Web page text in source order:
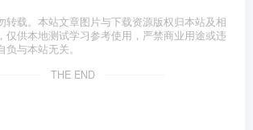
转载。本站文章图片与下载资源版权归本站及相
仅供本地测试学习参考使用，严禁商业用途或违
与本站无关。
THE END